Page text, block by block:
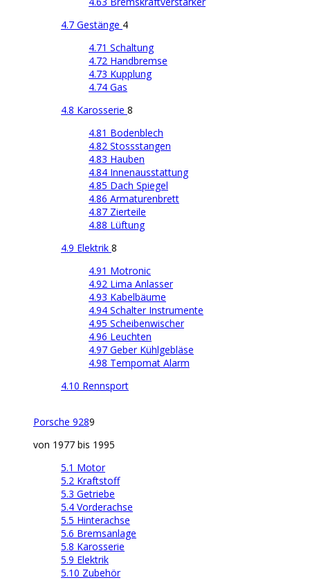
4.7 Gestänge 4
4.71 Schaltung
4.72 Handbremse
4.73 Kupplung
4.74 Gas
4.8 Karosserie 8
4.81 Bodenblech
4.82 Stossstangen
4.83 Hauben
4.84 Innenausstattung
4.85 Dach Spiegel
4.86 Armaturenbrett
4.87 Zierteile
4.88 Lüftung
4.9 Elektrik 8
4.91 Motronic
4.92 Lima Anlasser
4.93 Kabelbäume
4.94 Schalter Instrumente
4.95 Scheibenwischer
4.96 Leuchten
4.97 Geber Kühlgebläse
4.98 Tempomat Alarm
4.10 Rennsport
Porsche 9289
von 1977 bis 1995
5.1 Motor
5.2 Kraftstoff
5.3 Getriebe
5.4 Vorderachse
5.5 Hinterachse
5.6 Bremsanlage
5.8 Karosserie
5.9 Elektrik
5.10 Zubehör